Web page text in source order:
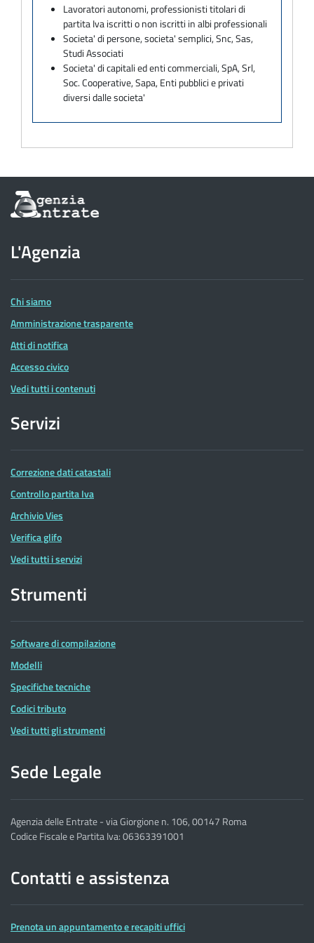
Lavoratori autonomi, professionisti titolari di
partita Iva iscritti o non iscritti in albi professionali
Societa' di persone, societa' semplici, Snc, Sas,
Studi Associati
Societa' di capitali ed enti commerciali, SpA, Srl,
Soc. Cooperative, Sapa, Enti pubblici e privati
diversi dalle societa'
Informazioni
sul
dell'Agenzia
delle
Entrate
L'Agenzia
Chi siamo
Amministrazione trasparente
Atti di notifica
Accesso civico
Vedi tutti i contenuti
Servizi
Correzione dati catastali
Controllo partita Iva
Archivio Vies
Verifica glifo
Vedi tutti i servizi
Strumenti
Software di compilazione
Modelli
Specifiche tecniche
Codici tributo
Vedi tutti gli strumenti
Sede Legale
Agenzia delle Entrate - via Giorgione n. 106, 00147 Roma
Codice Fiscale e Partita Iva: 06363391001
Contatti e assistenza
Prenota un appuntamento e recapiti uffici